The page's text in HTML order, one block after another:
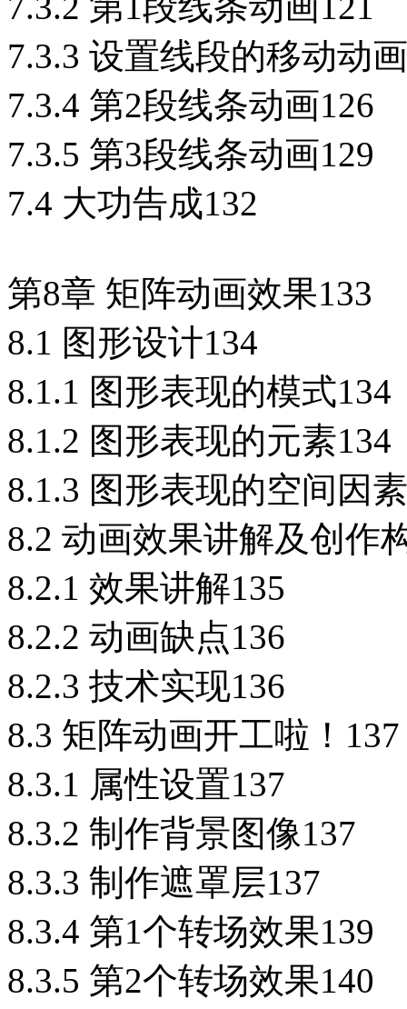
7.3.3 设置线段的移动动
7.3.4 第2段线条动画126
7.3.5 第3段线条动画129
7.4 大功告成132
第8章 矩阵动画效果133
8.1 图形设计134
8.1.1 图形表现的模式134
8.1.2 图形表现的元素134
8.1.3 图形表现的空间因
8.2 动画效果讲解及创作
8.2.1 效果讲解135
8.2.2 动画缺点136
8.2.3 技术实现136
8.3 矩阵动画开工啦！137
8.3.1 属性设置137
8.3.2 制作背景图像137
8.3.3 制作遮罩层137
8.3.4 第1个转场效果139
8.3.5 第2个转场效果140